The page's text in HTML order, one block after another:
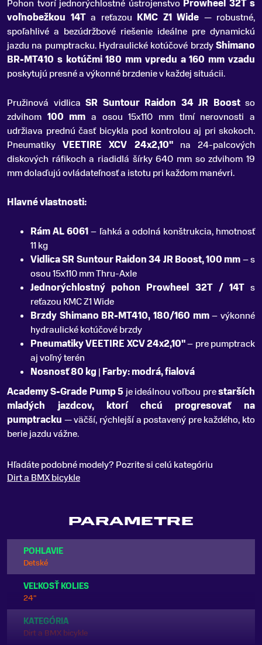
Pohon tvorí jednorýchlostné ústrojenstvo Prowheel 32T s
voľnobežkou 14Ta reťazou KMC Z1 Wide — robustné,
spoľahlivé a bezúdržbové riešenie ideálne pre dynamickú
jazdu na pumptracku. Hydraulické kotúčové brzdyShimano
BR-MT410 s kotúčmi 180 mm vpredu a 160 mm vzadu
poskytujú presné a výkonné brzdenie v každej situácii.
Pružinová vidlica SR Suntour Raidon 34 JR Boostso
zdvihom 100 mm a osou 15x110 mm tlmí nerovnosti a
udržiava prednú časť bicykla pod kontrolou aj pri skokoch.
PneumatikyVEETIRE XCV 24x2,10"na 24-palcových
diskových ráfikoch a riadidlá šírky 640 mm so zdvihom 19
mm dolaďujú ovládateľnosť a istotu pri každom manévri.
Hlavné vlastnosti:
Rám AL 6061– ľahká a odolná konštrukcia, hmotnosť
11 kg
Vidlica SR Suntour Raidon 34 JR Boost, 100 mm– s
osou 15x110 mm Thru-Axle
Jednorýchlostný pohon Prowheel 32T / 14Ts
reťazou KMC Z1 Wide
Brzdy Shimano BR-MT410, 180/160 mm– výkonné
hydraulické kotúčové brzdy
Pneumatiky VEETIRE XCV 24x2,10"– pre pumptrack
aj voľný terén
Nosnosť 80 kg | Farby: modrá, fialová
Academy S-Grade Pump 5 je ideálnou voľbou prestarších
mladých jazdcov, ktorí chcú progresovať na
pumptracku — väčší, rýchlejší a postavený pre každého, kto
berie jazdu vážne.
Hľadáte podobné modely? Pozrite si celú kategóriu
Dirt a BMX bicykle
PARAMETRE
POHLAVIE
Detské
VEĽKOSŤ KOLIES
24"
KATEGÓRIA
Dirt a BMX bicykle